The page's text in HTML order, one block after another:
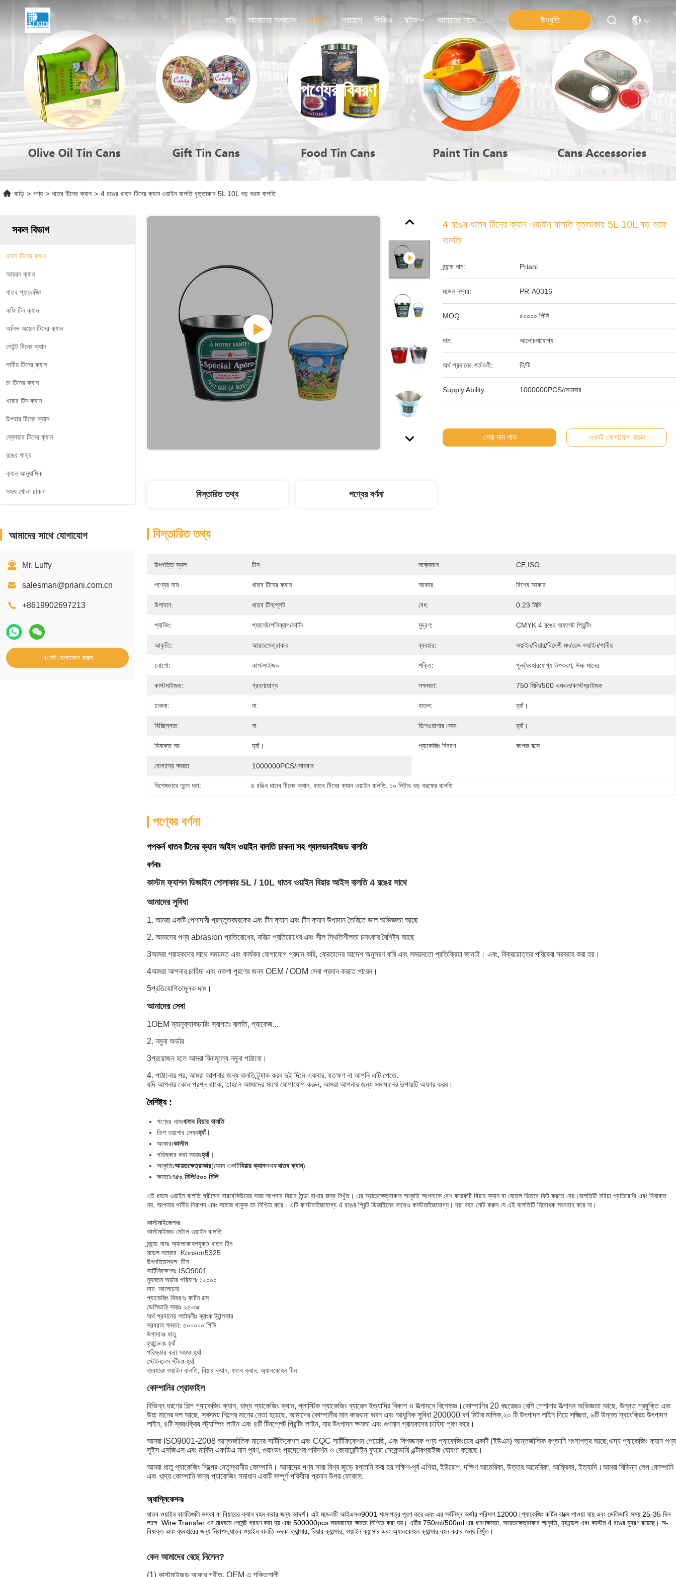
বাড়ি আমাদের সম্বন্ধে পণ্য প্রয়োগ ভিডিও ঘটনা আমাদের সাথে যোগাযোগ উদ্ধৃতি
পণ্যের বিবরণ
বাড়ি > পণ্য > ধাতব টিনের ক্যান > 4 রঙের ধাতব টিনের ক্যান ওয়াইন বালতি বৃত্তাকার 5L 10L বড় বরফ বালতি
সকল বিভাগ
ধাতব টিনের ক্যান
আয়রন ক্যান
ধাতব প্যাকেজিং
কফি টিন ক্যান
অলিভ অয়েল টিনের ক্যান
পেইন্ট টিনের ক্যান
পানীয় টিনের ক্যান
চা টিনের ক্যান
খাবার টিন ক্যান
উপহার টিনের ক্যান
স্কোয়ার টিনের ক্যান
রঙের পাত্র
ক্যান আনুষাঙ্গিক
সহজ খোলা ঢাকনা
আমাদের সাথে যোগাযোগ
Mr. Luffy
salesman@priani.com.cn
+8619902697213
এখনই যোগাযোগ করুন
4 রঙের ধাতব টিনের ক্যান ওয়াইন বালতি বৃত্তাকার 5L 10L বড় বরফ
বালতি
ব্র্যান্ড নাম: Priani
মডেল নম্বর: PR-A0316
MOQ: ৫০০০০ পিসি
দাম: আলোচনাযোগ্য
অর্থ প্রদানের শর্তাবলী: টি/টি
Supply Ability: 1000000PCS/সোমবার
সেরা দাম পান এখনই যোগাযোগ করুন
বিস্তারিত তথ্য পণ্যের বর্ণনা
বিস্তারিত তথ্য
উৎপত্তি স্থল: চীন সাক্ষ্যদান: CE,ISO
পণ্যের নাম: ধাতব টিনের ক্যান আকার: বিশেষ আকার
উপাদান: ধাতব টিনপ্লেট বেধ: 0.23 মিমি
প্যাকিং: প্যালেট/পলিব্যাগ/কার্টন মুদ্রণ: CMYK 4 রঙের অফসেট প্রিন্টিং
আকৃতি: আয়তক্ষেত্রাকার ব্যবহার: ওয়াইন/বিয়ার/বিদেশী মদ/রেড ওয়াইন/পানীয়
লোগো: কাস্টমাইজড শক্তি: পুনর্ব্যবহারযোগ্য উপকরণ, উচ্চ মানের
কাস্টমাইজড: গ্রহণযোগ্য সক্ষমতা: 750 মিলি/500 এমএল/কাস্টম্রাইজড
ঢাকনা: না. হাতল: হ্যাঁ।
বিচ্ছিন্নতা: না. ডিশওয়াশার সেফ: হ্যাঁ।
বিষাক্ত নয়: হ্যাঁ। প্যাকেজিং বিবরণ: কাগজ বাক্স
যোগানের ক্ষমতা: 1000000PCS/সোমবার
বিশেষভাবে তুলে ধরা: ৪ রঙিন ধাতব টিনের ক্যান, ধাতব টিনের ক্যান ওয়াইন বালতি, ১০ লিটার বড় বরফের বালতি
পণ্যের বর্ণনা
পপকর্ন ধাতব টিনের ক্যান আইস ওয়াইন বালতি ঢাকনা সহ গ্যালভানাইজড বালতি
বর্ণনাঃ
কাস্টম ফ্যাশন ডিজাইন গোলাকার 5L / 10L ধাতব ওয়াইন বিয়ার আইস বালতি 4 রঙের সাথে
আমাদের সুবিধা
1. আমরা একটি পেশাদারী প্রস্তুতকারকের এবং টিন ক্যান এবং টিন ক্যান উপাদান তৈরিতে ভাল অভিজ্ঞতা আছে
2. আমাদের পণ্য abrasion প্রতিরোধের, মরিচা প্রতিরোধের এবং সীল স্থিতিশীলতা চমৎকার বৈশিষ্ট্য আছে
3আমরা গ্রাহকদের সাথে সময়মত এবং কার্যকর যোগাযোগ প্রদান করি, ক্রেতাদের আদেশ অনুসরণ করি এবং সময়মতো প্রতিক্রিয়া জানাই। এবং, বিক্রয়োত্তর পরিষেবা সরবরাহ করা হয়।
4আমরা আপনার চাহিদা এবং নকশা পূরণের জন্য OEM / ODM সেবা প্রদান করতে পারেন।
5প্রতিযোগিতামূলক দাম।
আমাদের সেবা
1OEM ম্যানুফ্যাকচারিং স্বাগতঃ বালতি, প্যাকেজ...
2. নমুনা অর্ডার
3প্রয়োজন হলে আমরা বিনামূল্যে নমুনা পাঠাবো।
4. পাঠানোর পর, আমরা আপনার জন্য বালতি ট্র্যাক করব দুই দিনে একবার, যতক্ষণ না আপনি এটি পেতে.
যদি আপনার কোন প্রশ্ন থাকে, তাহলে আমাদের সাথে যোগাযোগ করুন, আমরা আপনার জন্য সমাধানের উপায়টি অফার করব।
বৈশিষ্ট্য :
পণ্যের নামঃধাতব বিয়ার বালতি
ডিশ ওয়াশার সেফঃহ্যাঁ।
আকারঃকাস্টম
পরিষ্কার করা সহজঃহ্যাঁ।
আকৃতিঃআয়তক্ষেত্রাকার(যেমন একটিবিয়ার ক্যানঅথবাধাতব ক্যান)
ক্ষমতাঃ৭৫০ মিলি/৫০০ মিলি
এই ধাতব ওয়াইন বালতি গ্রীষ্মের বারবেকিউয়ের সময় আপনার বিয়ার ঠান্ডা রাখার জন্য নিখুঁত। এর আয়তক্ষেত্রাকার আকৃতি আপনাকে বেশ কয়েকটি বিয়ার ক্যান বা বোতল ভিতরে ফিট করতে দেয়।বালতিটি মরিচা প্রতিরোধী এবং বিষাক্ত
নয়, আপনার পানীয় নিরাপদ এবং সতেজ থাকুক তা নিশ্চিত করে। এটি কাস্টমাইজযোগ্য 4 রঙের প্রিন্ট ডিজাইনের সাথেও কাস্টমাইজযোগ্য। দয়া করে নোট করুন যে এই বালতিটি নিরোধক সরবরাহ করে না।
কাস্টমাইজেশনঃ
কাস্টমাইজড মেটাল ওয়াইন বালতি
ব্র্যান্ড নামঃ অ্যালকোহলযুক্ত ধাতব টিন
মডেল নাম্বার: Konson5325
উৎপত্তিস্থল: চীন
সার্টিফিকেশনঃ ISO9001
ন্যূনতম অর্ডার পরিমাণঃ ১২০০০
দাম: আলোচনা
প্যাকেজিং বিবরণঃ কার্টন বক্স
ডেলিভারি সময়ঃ ২৫-৩৫
অর্থ প্রদানের শর্তাবলীঃ ব্যাংক ট্রান্সফার
সরবরাহ ক্ষমতা: ৫০০০০০ পিসি
উপাদানঃ ধাতু
হ্যান্ডেলঃ হ্যাঁ
পরিষ্কার করা সহজঃ হ্যাঁ
স্টেইনলেস স্টীলঃ হ্যাঁ
ব্যবহারঃ ওয়াইন বালতি, বিয়ার ক্যান, ধাতব ক্যান, অ্যালকোহল টিন
কোম্পানির প্রোফাইল
বিভিন্ন ধরণের শিল্প প্যাকেজিং ক্যান, খাদ্য প্যাকেজিং ক্যান, প্লাস্টিক প্যাকেজিং ব্যারেল ইত্যাদির বিকাশ ও উত্পাদনে বিশেষজ্ঞ।কোম্পানির 20 বছরেরও বেশি পেশাদার উত্পাদন অভিজ্ঞতা আছে, উন্নত প্রযুক্তি এবং
উচ্চ মানের দল আছে, সবসময় শিল্পের মানের নেতা হয়েছে. আমাদের কোম্পানীর মান কারখানা ভবন এবং আধুনিক সুবিধা 200000 বর্গ মিটার মালিক,২০ টি উৎপাদন লাইন দিয়ে সজ্জিত, ৬টি উন্নত স্বয়ংক্রিয় উৎপাদন
লাইন, ৪টি স্বয়ংক্রিয় স্ট্যাম্পিং লাইন এবং ৪টি টিনপ্লেট প্রিন্টিং লাইন, যার উৎপাদন ক্ষমতা এবং গুণমান গ্রাহকদের চাহিদা পূরণ করে।
আমরা ISO9001-2008 আন্তর্জাতিক মানের সার্টিফিকেশন এবং CQC সার্টিফিকেশন পেয়েছি, এবং বিপজ্জনক পণ্য প্যাকেজিংয়ের একটি (ইউএন) আন্তর্জাতিক রপ্তানি শংসাপত্র আছে,খাদ্য প্যাকেজিং ক্যান পণ্য
সুইস এসজিএস এবং মার্কিন এফডিএ মান পূরণ, গুয়াংডং প্রদেশের পরিদর্শন ও কোয়ারেন্টাইন ব্যুরো সেকেন্ডারি এন্টারপ্রাইজ ঘোষণা করেছে।
আমরা ধাতু প্যাকেজিং শিল্পের নেতৃস্থানীয় কোম্পানি। আমাদের পণ্য সারা বিশ্ব জুড়ে রপ্তানি করা হয় দক্ষিণ-পূর্ব এশিয়া, ইউরোপ, দক্ষিণ আমেরিকা, উত্তর আমেরিকা, আফ্রিকা, ইত্যাদি।আমরা বিভিন্ন লেপ কোম্পানি
এবং খাদ্য কোম্পানি জন্য প্যাকেজিং সমাধান একটি সম্পূর্ণ পরিসীমা প্রদান উপর ফোকাস.
অ্যাপ্লিকেশনঃ
ধাতব ওয়াইন বালতিগুলি ভদকা বা বিয়ারের ক্যান বহন করার জন্য আদর্শ। এই মডেলটি আইএসও9001 শংসাপত্র পূরণ করে এবং এর সর্বনিম্ন অর্ডার পরিমাণ 12000।প্যাকেজিং কার্টন বাক্সে পাওয়া যায় এবং ডেলিভারি সময় 25-35 দিন
লাগে. Wire Transfer এর মাধ্যমে পেমেন্ট গ্রহণ করা হয় এবং 500000pcs সরবরাহের ক্ষমতা নিশ্চিত করা হয়। এটির 750ml/500ml এর ধারণক্ষমতা, আয়তক্ষেত্রাকার আকৃতি, হ্যান্ডেল এবং কাস্টম 4 রঙের মুদ্রণ রয়েছে। অ-
বিষাক্ত এবং ব্যবহারের জন্য নিরাপদ,ধাতব ওয়াইন বালতি ভদকা ক্যান্সার, বিয়ার ক্যান্সার, ওয়াইন ক্যান্সার এবং অ্যালকোহল ক্যান্সার বহন করার জন্য নিখুঁত।
কেন আমাদের বেছে নিলেন?
(1) কাস্টমাইজড আকার গৃহীত. OEM এ শক্তিশালী